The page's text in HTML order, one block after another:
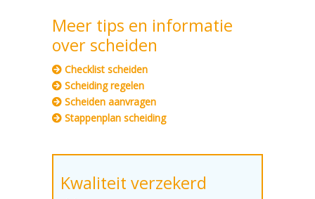
Meer tips en informatie
over scheiden
Checklist scheiden
Scheiding regelen
Scheiden aanvragen
Stappenplan scheiding
Kwaliteit verzekerd